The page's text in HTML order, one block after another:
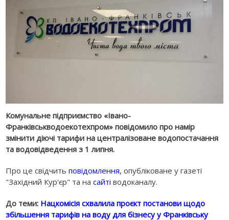
Комунальне підприємство «Івано-
Франківськводоекотехпром» повідомило про намір
змінити діючі тарифи на централізоване водопостачання
та водовідведення з 1 липня.
Про це свідчитьповідомлення,опубліковане у газеті
"Західний Кур'єр" та насайтіводоканалу.
До теми: Нацкомісія схвалила проєкт постанови щодо
збільшення тарифів на воду для бізнесу у Франківську